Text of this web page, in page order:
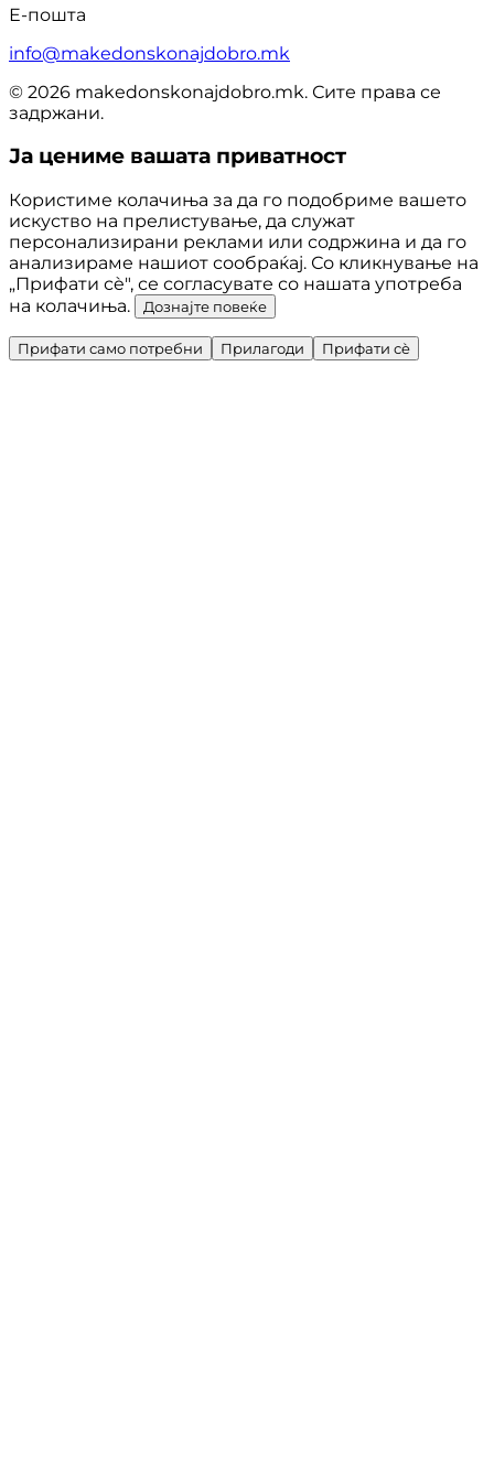
Е-пошта
info@makedonskonajdobro.mk
© 2026 makedonskonajdobro.mk. Сите права се
задржани.
Ја цениме вашата приватност
Користиме колачиња за да го подобриме вашето
искуство на прелистување, да служат
персонализирани реклами или содржина и да го
анализираме нашиот сообраќај. Со кликнување на
„Прифати сè", се согласувате со нашата употреба
на колачиња.
Дознајте повеќе
Прифати само потребни Прилагоди Прифати сè